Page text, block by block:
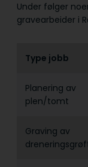
Under følger
gravearbeider i
Type jobb
Planering av
plen/tomt
Graving av